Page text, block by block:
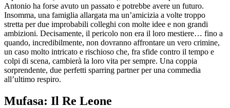
Antonio ha forse avuto un passato e potrebbe avere un futuro.
Insomma, una famiglia allargata ma un’amicizia a volte troppo
stretta per due improbabili colleghi con molte idee e non grandi
ambizioni. Decisamente, il pericolo non era il loro mestiere… fino a
quando, incredibilmente, non dovranno affrontare un vero crimine,
un caso molto intricato e rischioso che, fra sfide contro il tempo e
colpi di scena, cambierà la loro vita per sempre. Una coppia
sorprendente, due perfetti sparring partner per una commedia
all’ultimo respiro.
Mufasa: Il Re Leone